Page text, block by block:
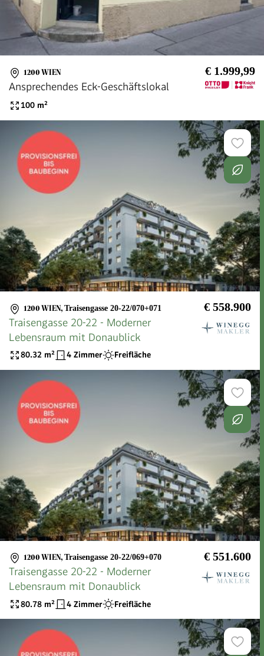
1200 WIEN € 1.999,99
Ansprechendes Eck-Geschäftslokal
100 m²
1200 WIEN, Traisengasse 20-22/070+071 € 558.900
Traisengasse 20-22 - Moderner
Lebensraum mit Donaublick
80.32 m² 4 Zimmer Freifläche
1200 WIEN, Traisengasse 20-22/069+070 € 551.600
Traisengasse 20-22 - Moderner
Lebensraum mit Donaublick
80.78 m² 4 Zimmer Freifläche